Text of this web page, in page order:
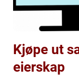
Kjøpe ut
eierskap